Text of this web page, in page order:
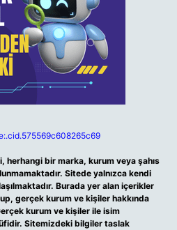
herhangi bir marka, kurum veya şahıs
Sitede yalnızca kendi
Burada yer alan içerikler
gerçek kurum ve kişiler hakkında
kurum ve kişiler ile isim
Sitemizdeki bilgiler taslak